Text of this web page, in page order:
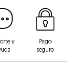
y
Pago
seguro